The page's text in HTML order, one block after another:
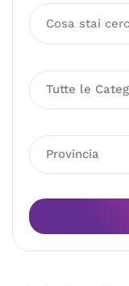
Tutte le
Provincia